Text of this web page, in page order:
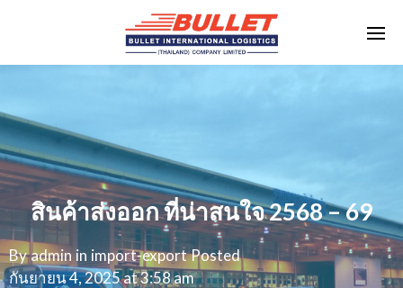
สินค้าส่งออก ที่น่าสนใจ 2568 – 69
Byadmin in import-exportPosted
กันยายน 4, 2025 at 3:58 am